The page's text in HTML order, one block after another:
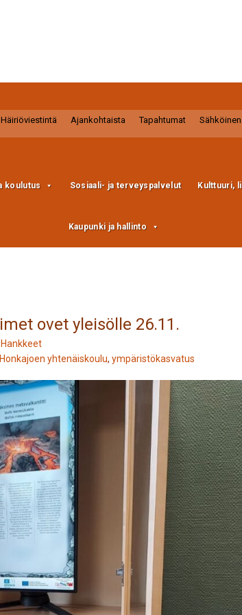
Häiriöviestintä Ajankohtaista Tapahtumat
koulutus Sosiaali- ja terveyspalvelut Kulttuuri,
Kaupunki ja hallinto
ovet yleisölle 26.11.
Hankkeet
Honkajoen yhtenäiskoulu, ympäristökasvatus